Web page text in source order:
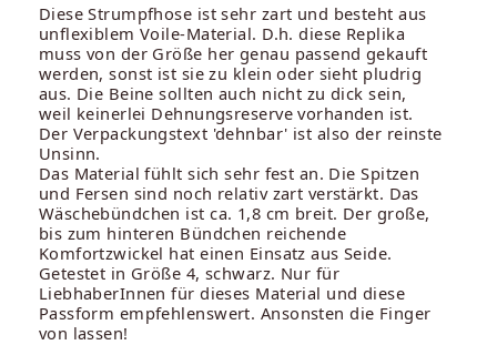
Diese Strumpfhose ist sehr zart und besteht aus
unflexiblem Voile-Material. D.h. diese Replika
muss von der Größe her genau passend gekauft
werden, sonst ist sie zu klein oder sieht pludrig
aus. Die Beine sollten auch nicht zu dick sein,
weil keinerlei Dehnungsreserve vorhanden ist.
Der Verpackungstext 'dehnbar' ist also der reinste
Unsinn.
Das Material fühlt sich sehr fest an. Die Spitzen
und Fersen sind noch relativ zart verstärkt. Das
Wäschebündchen ist ca. 1,8 cm breit. Der große,
bis zum hinteren Bündchen reichende
Komfortzwickel hat einen Einsatz aus Seide.
Getestet in Größe 4, schwarz. Nur für
LiebhaberInnen für dieses Material und diese
Passform empfehlenswert. Ansonsten die Finger
von lassen!